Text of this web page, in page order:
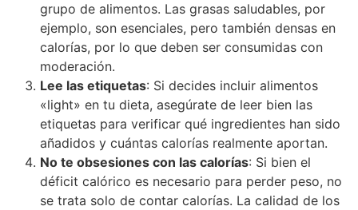
grupo de alimentos. Las grasas saludables, por
ejemplo, son esenciales, pero también densas en
calorías, por lo que deben ser consumidas con
moderación.
Lee las etiquetas: Si decides incluir alimentos
«light» en tu dieta, asegúrate de leer bien las
etiquetas para verificar qué ingredientes han sido
añadidos y cuántas calorías realmente aportan.
No te obsesiones con las calorías: Si bien el
déficit calórico es necesario para perder peso, no
se trata solo de contar calorías. La calidad de los